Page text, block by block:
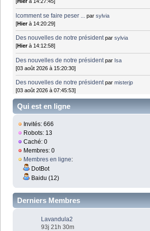
[Hierà 14:27:45]
lcomment se faire peser ... parsylvia
[Hierà 14:20:29]
Des nouvelles de notre président parsylvia
[Hierà 14:12:58]
Des nouvelles de notre président par Isa
[03 août 2026 à 15:20:30]
Des nouvelles de notre président parmisterjp
[03 août 2026 à 07:45:53]
Qui est en ligne
Invités: 666
Robots: 13
Caché: 0
Membres: 0
Membres en ligne:
DotBot
Baidu (12)
Derniers Membres
Lavandula2
93j 21h 30m